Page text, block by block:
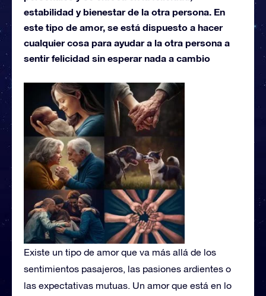
estabilidad y bienestar de la otra persona. En
este tipo de amor, se está dispuesto a hacer
cualquier cosa para ayudar a la otra persona a
sentir felicidad sin esperar nada a cambio
Existe un tipo de amor que va más allá de los
sentimientos pasajeros, las pasiones ardientes o
las expectativas mutuas. Un amor que está en lo